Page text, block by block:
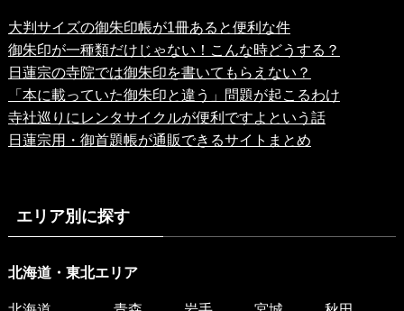
大判サイズの御朱印帳が1冊あると便利な件
御朱印が一種類だけじゃない！こんな時どうする？
日蓮宗の寺院では御朱印を書いてもらえない？
「本に載っていた御朱印と違う」問題が起こるわけ
寺社巡りにレンタサイクルが便利ですよという話
日蓮宗用・御首題帳が通販できるサイトまとめ
エリア別に探す
北海道・東北エリア